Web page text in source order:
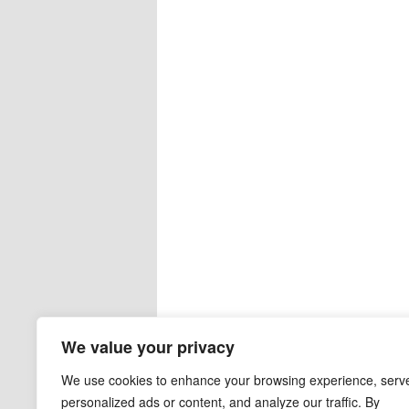
We value your privacy
We use cookies to enhance your browsing experience,
personalized ads or content, and analyze our traffic. By